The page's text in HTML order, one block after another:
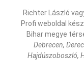
Richter László
Profi weboldal
Bihar megye
Debrecen,
Hajdúszoboszló,